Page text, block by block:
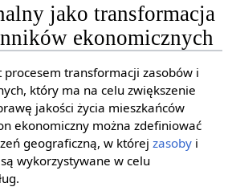
jako transformacja
ekonomicznych
procesem transformacji zasobów i
który ma na celu zwiększenie
jakości życia mieszkańców
ekonomiczny można zdefiniować
geograficzną, w której zasobyi
wykorzystywane w celu